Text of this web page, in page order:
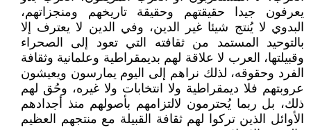
يعرفون جيدا حقيقتهم وحقيقة تاريخهم ومنجزاتهم،
البدوي لا يُنتج شيئا غير الدين، وفي الدين لا يعترف إلا
بالتوحيد المستمد من ثقافته التي تعود إلى الصحراء
وقبيلتها، العرب لا علاقة لهم بديمقراطية وعلمانية وثقافة
الفرد وحقوقه، لذلك نراهم إلى اليوم يمارسون ويعيشون
عروبتهم فلا ديمقراطية ولا انتخابات ولا غيره، وحُق لهم
ذلك، بل ربما يُحترمون لالتزامهم بأصولهم منذ أجدادهم
الأوائل الذين تركوا لهم ثقافة القبيلة مع منتجهم العظيم